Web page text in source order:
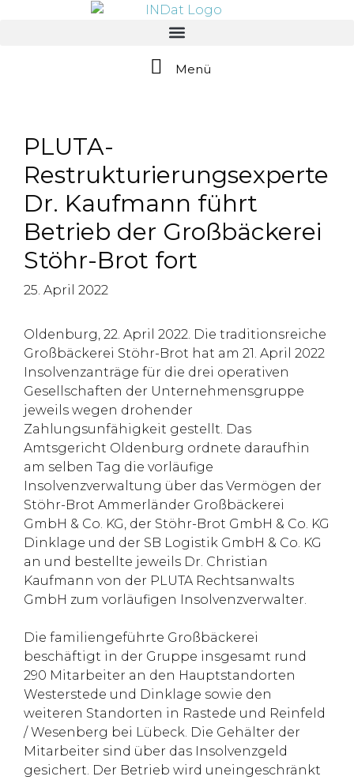
Menü
PLUTA-
Restrukturierungsexperte
Dr. Kaufmann führt
Betrieb der Großbäckerei
Stöhr-Brot fort
25. April 2022
Oldenburg, 22. April 2022. Die traditionsreiche
Großbäckerei Stöhr-Brot hat am 21. April 2022
Insolvenzanträge für die drei operativen
Gesellschaften der Unternehmensgruppe
jeweils wegen drohender
Zahlungsunfähigkeit gestellt. Das
Amtsgericht Oldenburg ordnete daraufhin
am selben Tag die vorläufige
Insolvenzverwaltung über das Vermögen der
Stöhr-Brot Ammerländer Großbäckerei
GmbH & Co. KG, der Stöhr-Brot GmbH & Co. KG
Dinklage und der SB Logistik GmbH & Co. KG
an und bestellte jeweils Dr. Christian
Kaufmann von der PLUTA Rechtsanwalts
GmbH zum vorläufigen Insolvenzverwalter.
Die familiengeführte Großbäckerei
beschäftigt in der Gruppe insgesamt rund
290 Mitarbeiter an den Hauptstandorten
Westerstede und Dinklage sowie den
weiteren Standorten in Rastede und Reinfeld
/ Wesenberg bei Lübeck. Die Gehälter der
Mitarbeiter sind über das Insolvenzgeld
gesichert. Der Betrieb wird uneingeschränkt